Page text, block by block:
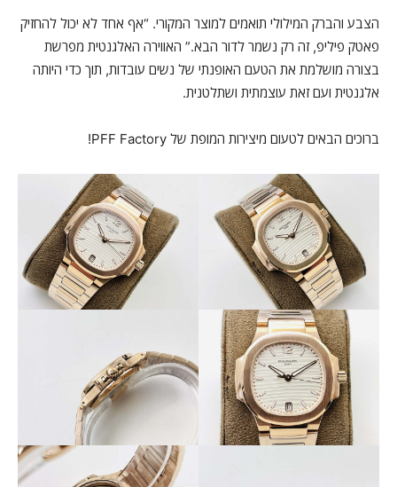
הצבע והברק המילולי תואמים למוצר המקורי. “אף אחד לא יכול להחזיק
פאטק פיליפ, זה רק נשמר לדור הבא.” האווירה האלגנטית מפרשת
בצורה מושלמת את הטעם האופנתי של נשים עובדות, תוך כדי היותה
אלגנטית ועם זאת עוצמתית ושתלטנית.
ברוכים הבאים לטעום מיצירות המופת של PFF Factory!